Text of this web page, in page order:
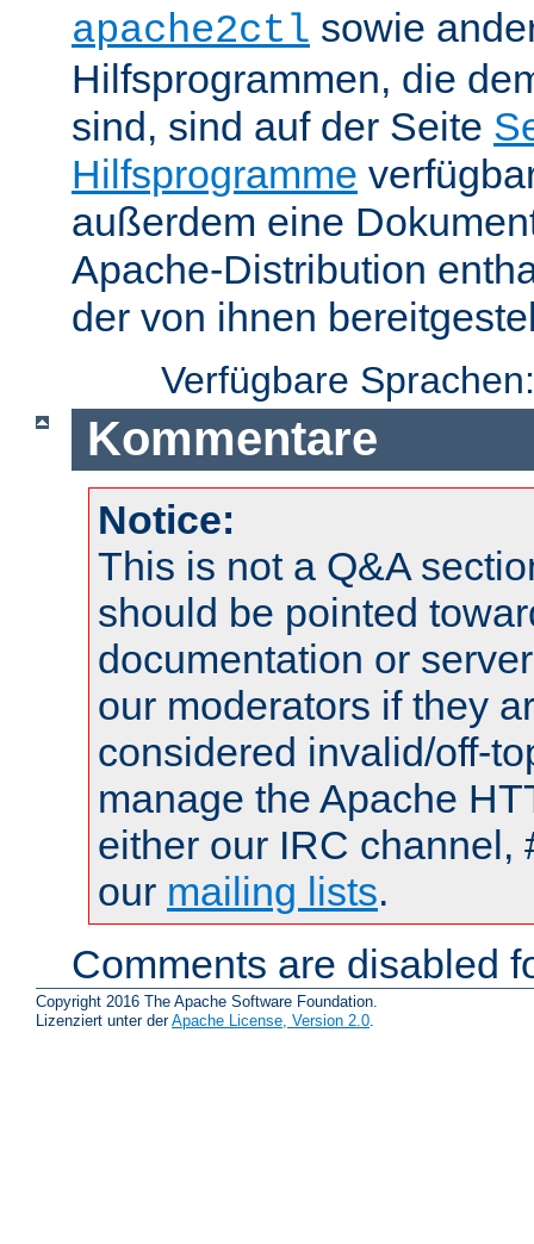
apache2ctl sowie
Hilfsprogrammen, die
sind, sind auf der Seite
Hilfsprogramme
außerdem eine
Apache-Distribution
der von ihnen
Verfügbare
Kommentare
Notice:
This is not a Q&A
should be pointed
documentation or
our moderators if they
considered invalid/off-
manage the Apache
either our IRC channel,
our mailing lists.
Comments are disabled
Copyright 2016 The Apache Software Foundation.
Lizenziert unter derApache License, Version 2.0